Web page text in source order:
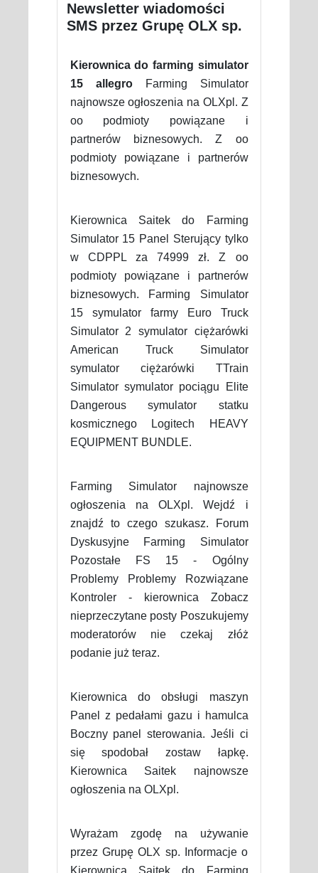
Newsletter wiadomości
SMS przez Grupę OLX sp.
Kierownica do farming simulator
15 allegroFarming Simulator
najnowsze ogłoszenia na OLXpl. Z
oo podmioty powiązane i
partnerów biznesowych. Z oo
podmioty powiązane i partnerów
biznesowych.
Kierownica Saitek do Farming
Simulator 15 Panel Sterujący tylko
w CDPPL za 74999 zł. Z oo
podmioty powiązane i partnerów
biznesowych. Farming Simulator
15 symulator farmy Euro Truck
Simulator 2 symulator ciężarówki
American Truck Simulator
symulator ciężarówki TTrain
Simulator symulator pociągu Elite
Dangerous symulator statku
kosmicznego Logitech HEAVY
EQUIPMENT BUNDLE.
Farming Simulator najnowsze
ogłoszenia na OLXpl. Wejdź i
znajdź to czego szukasz. Forum
Dyskusyjne Farming Simulator
Pozostałe FS 15 - Ogólny
Problemy Problemy Rozwiązane
Kontroler - kierownica Zobacz
nieprzeczytane posty Poszukujemy
moderatorów nie czekaj złóż
podanie już teraz.
Kierownica do obsługi maszyn
Panel z pedałami gazu i hamulca
Boczny panel sterowania. Jeśli ci
się spodobał zostaw łapkę.
Kierownica Saitek najnowsze
ogłoszenia na OLXpl.
Wyrażam zgodę na używanie
przez Grupę OLX sp. Informacje o